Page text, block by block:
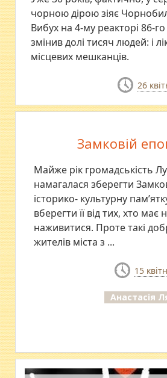
чорною дірою зіяє
Вибух на 4-му реакторі 86-
змінив долі тисяч людей: і
місцевих мешканців.
26
Замковій
Майже рік громадськість
намагалася зберегти
історико- культурну
вберегти її від тих, хто має
наживитися. Проте такі
жителів міста з ...
15
Анастасія